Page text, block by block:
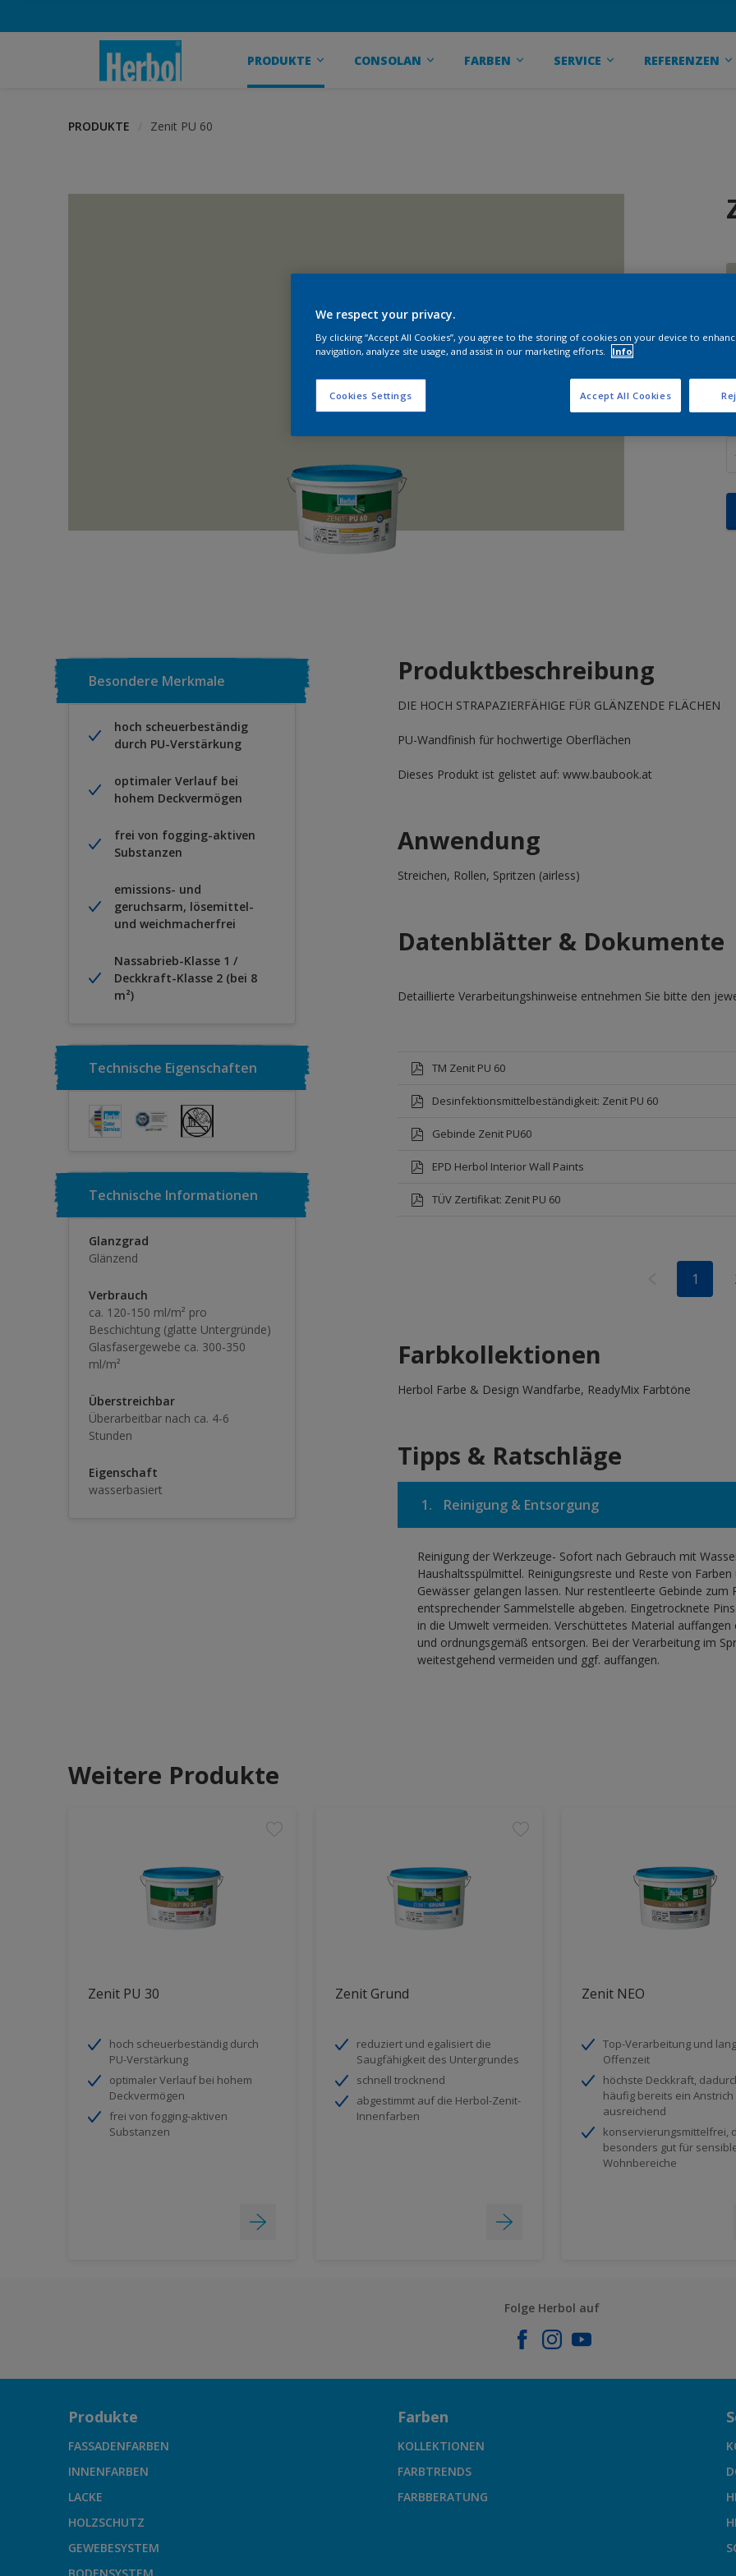
PRODUKTE CONSOLAN FARBEN SERVICE REFERENZEN
PRODUKTE Zenit PU 60
Besondere Merkmale
hoch scheuerbeständig
durch PU-Verstärkung
optimaler Verlauf bei
hohem Deckvermögen
frei von fogging-aktiven
Substanzen
emissions- und
geruchsarm, lösemittel-
und weichmacherfrei
Nassabrieb-Klasse 1 /
Deckkraft-Klasse 2 (bei 8
m²)
Technische Eigenschaften
Technische Informationen
Glanzgrad
Glänzend
Verbrauch
ca. 120-150 ml/m² pro
Beschichtung (glatte Untergründe)
Glasfasergewebe ca. 300-350
ml/m²
Überstreichbar
Überarbeitbar nach ca. 4-6
Stunden
Eigenschaft
wasserbasiert
Produktbeschreibung
DIE HOCH STRAPAZIERFÄHIGE FÜR GLÄNZENDE FLÄCHEN
PU-Wandfinish für hochwertige Oberflächen
Dieses Produkt ist gelistet auf: www.baubook.at
Anwendung
Streichen, Rollen, Spritzen (airless)
Datenblätter & Dokumente
Detaillierte Verarbeitungshinweise entnehmen Sie bitte den
TM Zenit PU 60
Desinfektionsmittelbeständigkeit: Zenit PU 60
Gebinde Zenit PU60
EPD Herbol Interior Wall Paints
TÜV Zertifikat: Zenit PU 60
1
Farbkollektionen
Herbol Farbe & Design Wandfarbe, ReadyMix Farbtöne
Tipps & Ratschläge
1. Reinigung & Entsorgung
Reinigung der Werkzeuge- Sofort nach Gebrauch mit
Haushaltsspülmittel. Reinigungsreste und Reste von
Gewässer gelangen lassen. Nur restentleerte Gebinde zum
entsprechender Sammelstelle abgeben. Eingetrocknete
in die Umwelt vermeiden. Verschüttetes Material
und ordnungsgemäß entsorgen. Bei der Verarbeitung im
weitestgehend vermeiden und ggf. auffangen.
Weitere Produkte
Zenit PU 30
hoch scheuerbeständig durch
PU-Verstärkung
optimaler Verlauf bei hohem
Deckvermögen
frei von fogging-aktiven
Substanzen
Zenit Grund
reduziert und egalisiert die
Saugfähigkeit des Untergrundes
schnell trocknend
abgestimmt auf die Herbol-Zenit-
Innenfarben
Zenit NEO
Top-Verarbeitung und
Offenzeit
höchste Deckkraft,
häufig bereits ein Anstrich
ausreichend
konservierungsmittelfrei,
besonders gut für
Wohnbereiche
Folge Herbol auf
Produkte
FASSADENFARBEN
INNENFARBEN
LACKE
HOLZSCHUTZ
GEWEBESYSTEM
Farben
KOLLEKTIONEN
FARBTRENDS
FARBBERATUNG
We respect your privacy.
By clicking “Accept All Cookies”, you agree to the storing of cookies on your device to
navigation, analyze site usage, and assist in our marketing efforts.
Info
Cookies Settings Accept All Cookies